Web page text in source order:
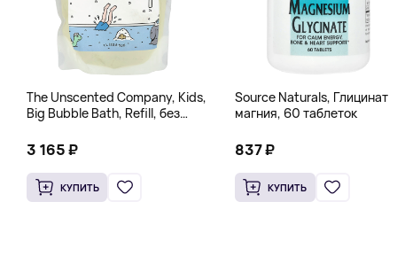
The Unscented Company, Kids,
Big Bubble Bath, Refill, без
Унции)
3 165 ₽
КУПИТЬ
Source Naturals, Глицинат
магния, 60 таблеток
837 ₽
КУПИТЬ